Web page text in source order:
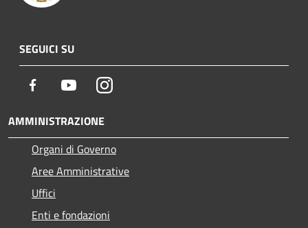
SEGUICI SU
Facebook YoutubeInstagram
AMMINISTRAZIONE
Organi di Governo
Aree Amministrative
Uffici
Enti e fondazioni